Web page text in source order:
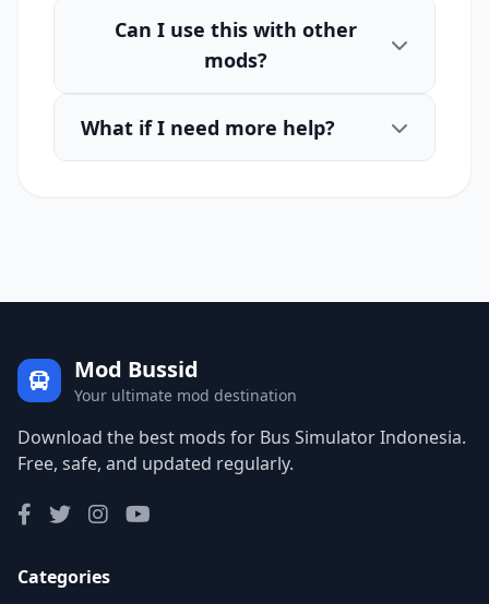
Can I use this with other
mods?
What if I need more help?
Mod Bussid
Your ultimate mod destination
Download the best mods for Bus Simulator Indonesia.
Free, safe, and updated regularly.
Categories